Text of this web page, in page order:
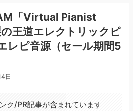
「Virtual Pianist
王道エレクトリックピ
レピ音源（セール期間5
日
ク/PR記事が含まれています